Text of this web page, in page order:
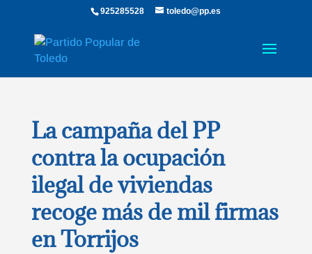
925285528 toledo@pp.es
La campaña del PP
contra la ocupación
ilegal de viviendas
recoge más de mil firmas
en Torrijos